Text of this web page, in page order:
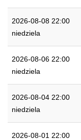
2026-08-08 22:00
niedziela
2026-08-06 22:00
niedziela
2026-08-04 22:00
niedziela
2026-08-01 22:00